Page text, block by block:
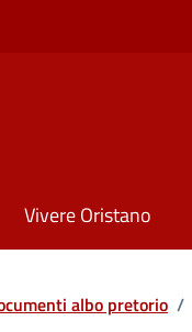
Vivere Oristano
albo pretorio /